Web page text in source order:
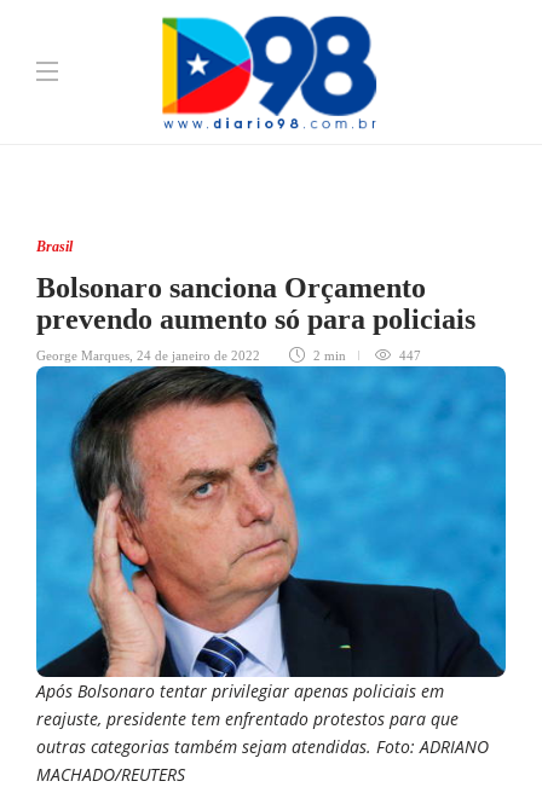
Brasil
Bolsonaro sanciona Orçamento
prevendo aumento só para policiais
George Marques 24 de janeiro de 2022 2 min 447
Após Bolsonaro tentar privilegiar apenas policiais em
reajuste, presidente tem enfrentado protestos para que
outras categorias também sejam atendidas. Foto: ADRIANO
MACHADO/REUTERS